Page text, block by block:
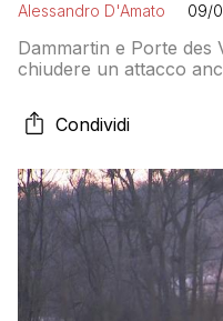
Alessandro D'Amato 09/
Dammartin e Porte des
chiudere un attacco
mandante
Ma il terzo uomo ha
Condividi